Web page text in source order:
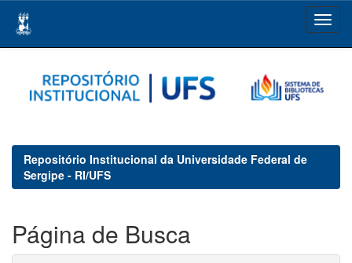
navigation
Repositório Institucional da Universidade Federal de
Sergipe - RI/UFS
Página de Busca